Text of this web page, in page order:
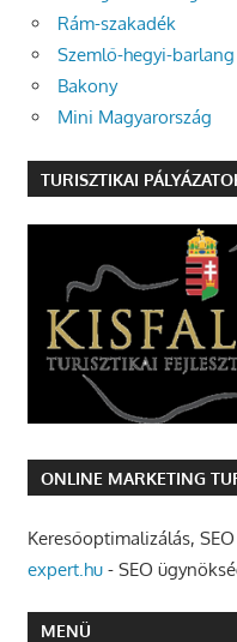
Rám-szakadék
Szemlő-hegyi-barlang
Bakony
Mini Magyarország
TURISZTIKAI
ONLINE MARKETING
Keresőoptimalizálás,
expert.hu- SEO
MENÜ